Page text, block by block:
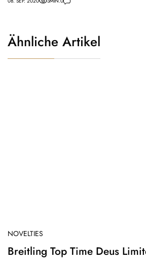
Ähnliche Artikel
NOVELTIES
Breitling Top Time Deus